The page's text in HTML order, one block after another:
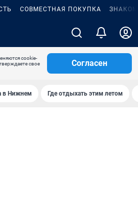
СОВМЕСТНАЯ ПОКУПКА
cookie-
свое
Согласен
в Нижнем Где отдыхать этим летом